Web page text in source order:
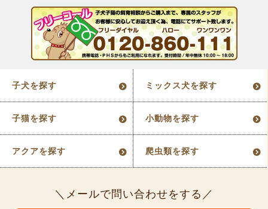
子犬を探す ミックス犬を探す
子猫を探す 小動物を探す
アクアを探す 爬虫類を探す
メールで問い合わせをする